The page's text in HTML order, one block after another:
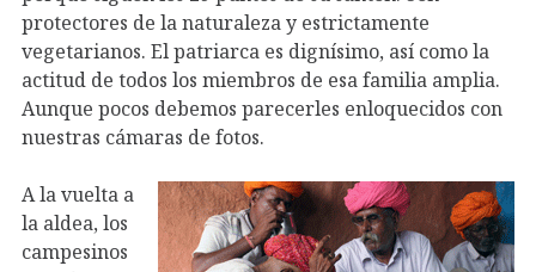
protectores de la naturaleza y estrictamente
vegetarianos. El patriarca es dignísimo, así como la
actitud de todos los miembros de esa familia amplia.
Aunque pocos debemos parecerles enloquecidos con
nuestras cámaras de fotos.
A la vuelta a
la aldea, los
campesinos